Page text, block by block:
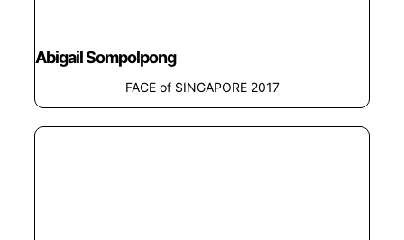
Abigail Sompolpong
FACE of SINGAPORE 2017